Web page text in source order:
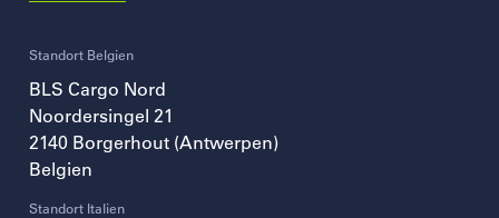
Standort Belgien
BLS Cargo Nord
Noordersingel 21
2140 Borgerhout (Antwerpen)
Belgien
Standort Italien